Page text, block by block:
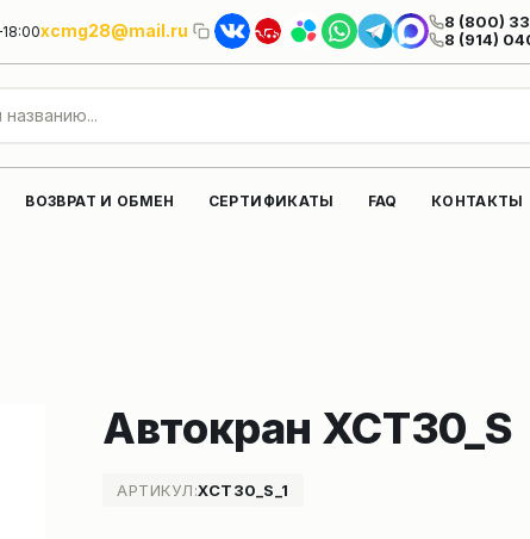
xcmg28@mail.ru 8 (800)
8 (914)
ВОЗВРАТ И ОБМЕН СЕРТИФИКАТЫ FAQ КОНТАКТЫ
Автокран XCT30_S
АРТИКУЛ:XCT30_S_1